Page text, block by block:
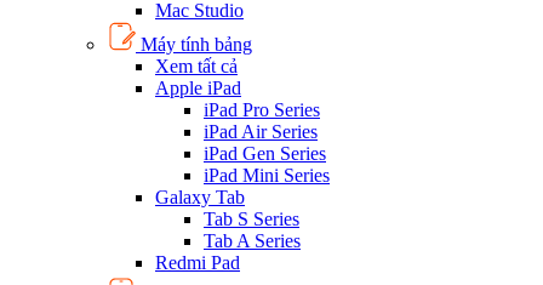
Mac Studio
Máy tính bảng
Xem tất cả
Apple iPad
iPad Pro Series
iPad Air Series
iPad Gen Series
iPad Mini Series
Galaxy Tab
Tab S Series
Tab A Series
Redmi Pad